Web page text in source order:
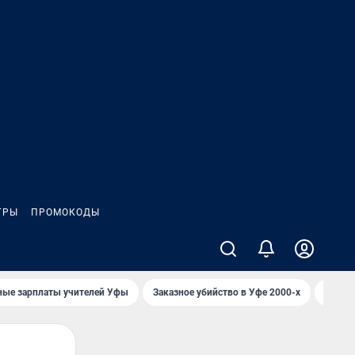
ПРОМОКОДЫ
зарплаты учителей Уфы Заказное убийство в Уфе 2000-х